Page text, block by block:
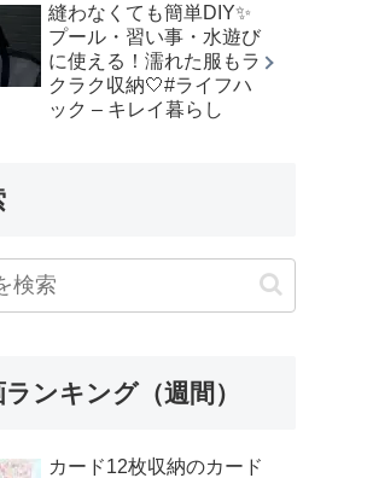
縫わなくても簡単DIY✨
プール・習い事・水遊び
に使える！濡れた服もラ
クラク収納🤍⁡#ライフハ
ック – キレイ暮らし
ランキング（週間）
カード12枚収納のカード